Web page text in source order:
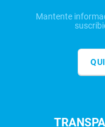
Mantente